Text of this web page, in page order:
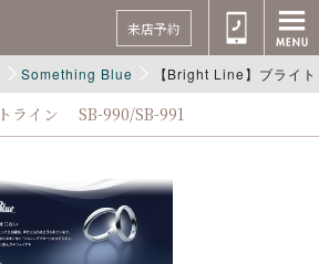
来店予約
Something Blue 【Bright Line】ブライ
ライン SB-990/SB-991